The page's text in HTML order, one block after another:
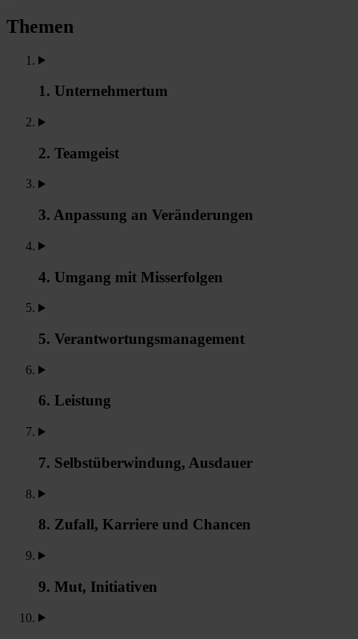
Themen
1. Unternehmertum
2. Teamgeist
3. Anpassung an Veränderungen
4. Umgang mit Misserfolgen
5. Verantwortungsmanagement
6. Leistung
7. Selbstüberwindung, Ausdauer
8. Zufall, Karriere und Chancen
9. Mut, Initiativen